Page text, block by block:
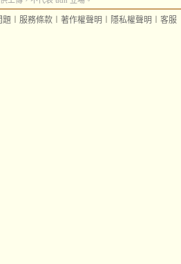
題 服務條款 著作權聲明 隱私權聲明 客服